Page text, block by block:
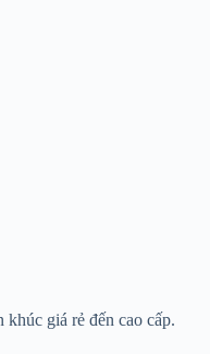
giá rẻ đến cao cấp.